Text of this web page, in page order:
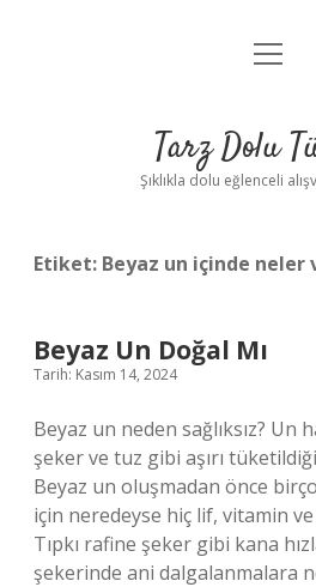
Anasayfa
Yasal Uyarı
menüyü
Tarz Dolu
Şıklıkla dolu eğlenceli
Etiket: Beyaz un içinde neler
Beyaz Un Doğal Mı
Tarih: Kasım 14, 2024
Beyaz un neden sağlıksız? Un
şeker ve tuz gibi aşırı
Beyaz un oluşmadan önce
için neredeyse hiç lif, vitamin
Tıpkı rafine şeker gibi kana
şekerinde ani dalgalanmalara